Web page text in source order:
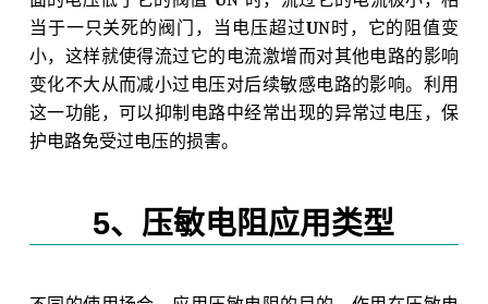
当于一只关死的阀门，当电压超过UN时，它的阻值变
小，这样就使得流过它的电流激增而对其他电路的影响
变化不大从而减小过电压对后续敏感电路的影响。利用
这一功能，可以抑制电路中经常出现的异常过电压，保
护电路免受过电压的损害。
5、压敏电阻应用类型